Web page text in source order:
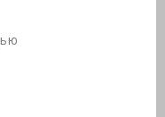
предмет